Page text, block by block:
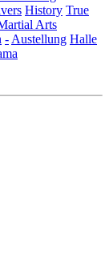
History True
Arts
- Austellung Halle